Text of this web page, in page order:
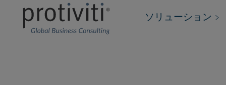
ソリューション